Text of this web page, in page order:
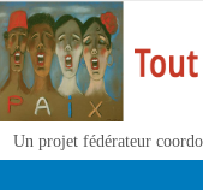
Passer
vers
le
contenu
Un projet fédérateur